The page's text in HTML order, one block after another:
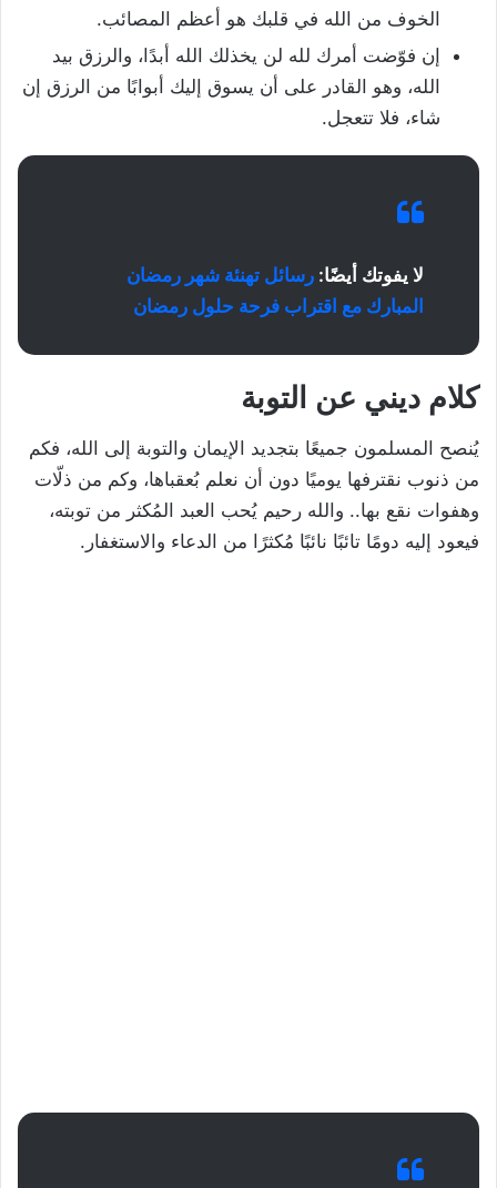
الخوف من الله في قلبك هو أعظم المصائب.
إن فوّضت أمرك لله لن يخذلك الله أبدًا، والرزق بيد
الله، وهو القادر على أن يسوق إليك أبوابًا من الرزق إن
شاء، فلا تتعجل.
لا يفوتك أيضًا: رسائل تهنئة شهر رمضان
المبارك مع اقتراب فرحة حلول رمضان
كلام ديني عن التوبة
يُنصح المسلمون جميعًا بتجديد الإيمان والتوبة إلى الله، فكم
من ذنوب نقترفها يوميًا دون أن نعلم بُعقباها، وكم من ذلّات
وهفوات نقع بها.. والله رحيم يُحب العبد المُكثر من توبته،
فيعود إليه دومًا تائبًا نائبًا مُكثرًا من الدعاء والاستغفار.